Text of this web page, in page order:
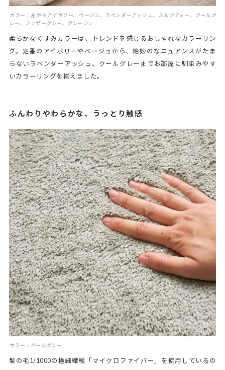
カラー：左からアイボリー、ベージュ、ラベンダーアッシュ、ミルクティー、クールグ
レー、フェザーグレー、グレージュ
柔らかなくすみカラーは、トレンドを感じるおしゃれなカラーリン
グ。定番のアイボリーやベージュから、絶妙のなニュアンスがたま
らないラベンダーアッシュ、クールグレーまでお部屋に馴染みやす
いカラーリングを揃えました。
ふんわりやわらかな、うっとり触感
カラー：クールグレー
髪の毛1/1000の極細繊維「マイクロファイバー」を使用しているの